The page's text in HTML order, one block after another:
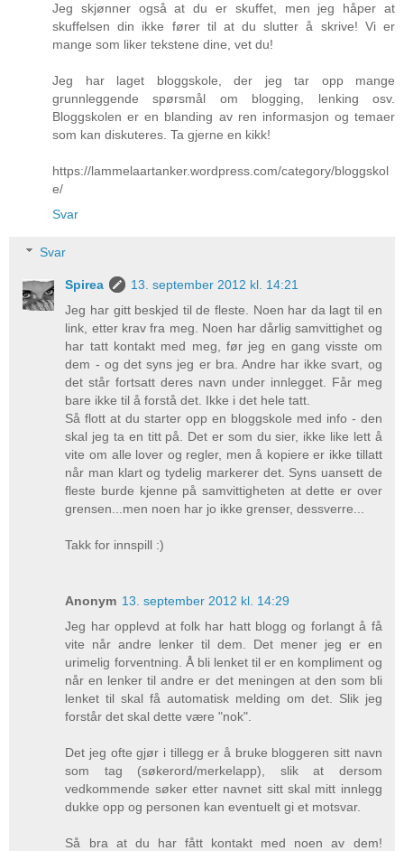
Jeg skjønner også at du er skuffet, men jeg håper at
skuffelsen din ikke fører til at du slutter å skrive! Vi er
mange som liker tekstene dine, vet du!
Jeg har laget bloggskole, der jeg tar opp mange
grunnleggende spørsmål om blogging, lenking osv.
Bloggskolen er en blanding av ren informasjon og temaer
som kan diskuteres. Ta gjerne en kikk!
https://lammelaartanker.wordpress.com/category/bloggskol
e/
Svar
Svar
Spirea
13. september 2012 kl. 14:21
Jeg har gitt beskjed til de fleste. Noen har da lagt til en
link, etter krav fra meg. Noen har dårlig samvittighet og
har tatt kontakt med meg, før jeg en gang visste om
dem - og det syns jeg er bra. Andre har ikke svart, og
det står fortsatt deres navn under innlegget. Får meg
bare ikke til å forstå det. Ikke i det hele tatt.
Så flott at du starter opp en bloggskole med info - den
skal jeg ta en titt på. Det er som du sier, ikke like lett å
vite om alle lover og regler, men å kopiere er ikke tillatt
når man klart og tydelig markerer det. Syns uansett de
fleste burde kjenne på samvittigheten at dette er over
grensen...men noen har jo ikke grenser, dessverre...
Takk for innspill :)
Anonym 13. september 2012 kl. 14:29
Jeg har opplevd at folk har hatt blogg og forlangt å få
vite når andre lenker til dem. Det mener jeg er en
urimelig forventning. Å bli lenket til er en kompliment og
når en lenker til andre er det meningen at den som bli
lenket til skal få automatisk melding om det. Slik jeg
forstår det skal dette være "nok".
Det jeg ofte gjør i tillegg er å bruke bloggeren sitt navn
som tag (søkerord/merkelapp), slik at dersom
vedkommende søker etter navnet sitt skal mitt innlegg
dukke opp og personen kan eventuelt gi et motsvar.
Så bra at du har fått kontakt med noen av dem!